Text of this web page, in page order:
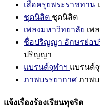
เสื้อครุยพระราชทาน
ชุดนิสิต ชุดนิสิต
เพลงมหาวิทยาลัย เพ
ชื่อปริญญา อักษรย่อ
ปริญญา
แบรนด์จุฬาฯ แบรนด์
ภาพบรรยากาศ ภาพบ
แจ้งเรื่องร้องเรียนทุจริต